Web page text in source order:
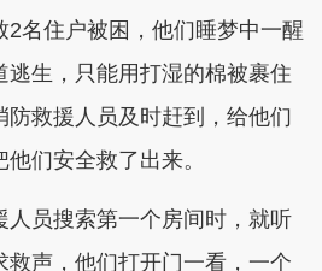
2名住户被困，他们睡梦中一醒
逃生，只能用打湿的棉被裹住
防救援人员及时赶到，给他们
们安全救了出来。
员搜索第一个房间时，就听
救声，他们打开门一看，一个